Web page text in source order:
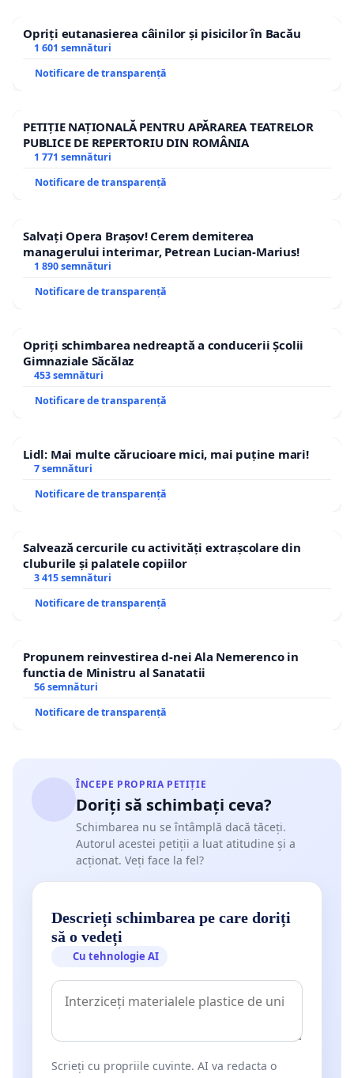
Opriți eutanasierea câinilor și pisicilor în Bacău
1 601 semnături
Notificare de transparență
PETIȚIE NAȚIONALĂ PENTRU APĂRAREA TEATRELOR
PUBLICE DE REPERTORIU DIN ROMÂNIA
1 771 semnături
Notificare de transparență
Salvați Opera Brașov! Cerem demiterea
managerului interimar, Petrean Lucian-Marius!
1 890 semnături
Notificare de transparență
Opriți schimbarea nedreaptă a conducerii Școlii
Gimnaziale Săcălaz
453 semnături
Notificare de transparență
Lidl: Mai multe cărucioare mici, mai puține mari!
7 semnături
Notificare de transparență
Salvează cercurile cu activități extrașcolare din
cluburile și palatele copiilor
3 415 semnături
Notificare de transparență
Propunem reinvestirea d-nei Ala Nemerenco in
functia de Ministru al Sanatatii
56 semnături
Notificare de transparență
ÎNCEPE PROPRIA PETIȚIE
Doriți să schimbați ceva?
Schimbarea nu se întâmplă dacă tăceți.
Autorul acestei petiții a luat atitudine și a
acționat. Veți face la fel?
Descrieți schimbarea pe care doriți
să o vedeți
Cu tehnologie AI
Scrieți cu propriile cuvinte. AI va redacta o